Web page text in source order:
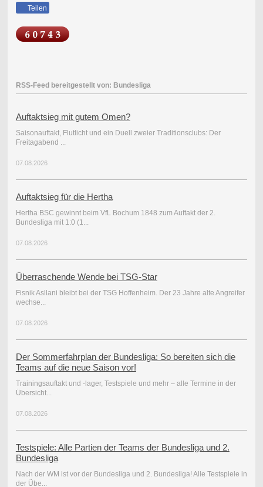
Teilen
RSS-Feed bereitgestellt von: Bundesliga
Auftaktsieg mit gutem Omen?
Saisonauftakt, Flutlicht und ein Duell zweier Traditionsclubs: Der
Freitagabend ...
07.08.2026
Auftaktsieg für die Hertha
Hertha BSC gewinnt beim VfL Bochum 1848 zum Auftakt der 2.
Bundesliga mit 1:0 (1...
07.08.2026
Überraschende Wende bei TSG-Star
Fisnik Asllani bleibt bei der TSG Hoffenheim. Der 23 Jahre alte Angreifer
wechse...
07.08.2026
Der Sommerfahrplan der Bundesliga: So bereiten sich die
Teams auf die neue Saison vor!
Trainingsauftakt und -lager, Testspiele und mehr – alle Termine in der
Übersicht...
07.08.2026
Testspiele: Alle Partien der Teams der Bundesliga und 2.
Bundesliga
Nach der WM ist vor der Bundesliga und 2. Bundesliga! Alle Testspiele in
der Übe...